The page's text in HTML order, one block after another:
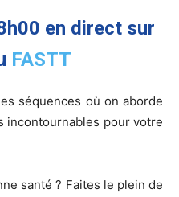
en direct sur
FASTT
séquences où on aborde
incontournables pour votre
santé ? Faites le plein de